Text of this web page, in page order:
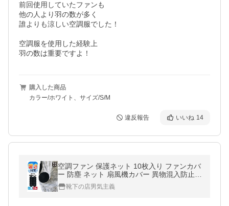
前回使用していたファンも
他の人より羽の数が多く
誰よりも涼しい空調服でした！
空調服を使用した経験上
購入した商品
カラー/ホワイト、サイズ/S/M
違反報告 いいね 14
空調ファン 保護ネット 10枚入り ファンカバ
ー 防塵 ネット 扇風機カバー 異物混入防止
ほこり 落ち葉 侵入防止 作業服 空調ウェア
酷暑対策
靴下の店男気主義